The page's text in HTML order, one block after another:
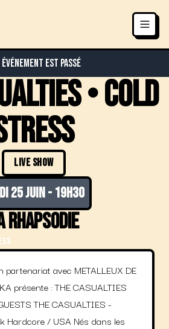
événement est passé
• COLD
LIVE SHOW
25 juin- 19h30
Rhapsodie
partenariat avec METALLEUX DE
présente : THE CASUALTIES
THE CASUALTIES -
Hardcore / USA Nés dans les